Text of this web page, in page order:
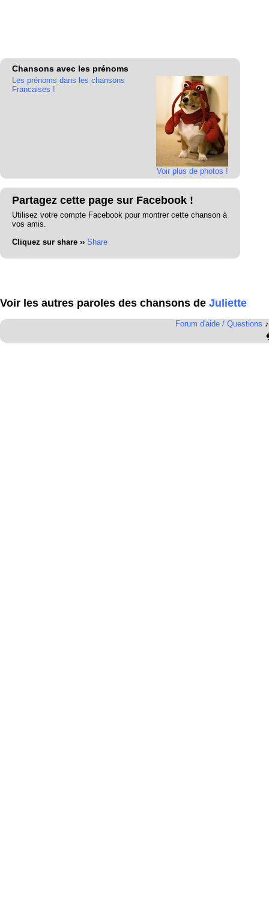
Chansons avec les prénoms
Voir plus de photos !
Les prénoms dans les chansons
Francaises !
Partagez cette page sur Facebook !
Utilisez votre compte Facebook pour montrer cette chanson à
vos amis.
Cliquez sur share ›› Share
Voir les autres paroles des chansons de Juliette
Forum d'aide / Questions